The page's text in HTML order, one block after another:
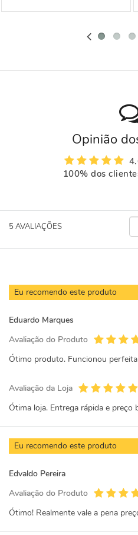
Opinião
100% dos
5 AVALIAÇÕES
Eu recomendo este produto
Eduardo Marques
Avaliação do Produto
Ótimo produto. Funcionou
Avaliação da Loja
Ótima loja. Entrega rápida e preço
Eu recomendo este produto
Edvaldo Pereira
Avaliação do Produto
Ótimo! Realmente vale a pena